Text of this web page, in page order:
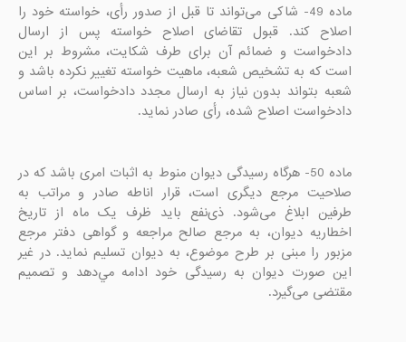
ماده 49- شاکی می‌تواند تا قبل از صدور رأی، خواسته خود را
اصلاح کند. قبول تقاضای اصلاح خواسته پس از ارسال
دادخواست و ضمائم آن برای طرف شکایت، مشروط بر این
است که به تشخیص شعبه، ماهیت خواسته تغییر نکرده باشد و
شعبه بتواند بدون نیاز به ارسال مجدد دادخواست، بر اساس
دادخواست اصلاح شده، رأی صادر نماید.
ماده 50- هرگاه رسیدگی دیوان منوط به اثبات امری باشد که در
صلاحیت مرجع دیگری است، قرار اناطه صادر و مراتب به
طرفین ابلاغ می‌شود. ذی‌نفع باید ظرف یک ماه از تاریخ
اخطاریه دیوان، به مرجع صالح مراجعه و گواهی دفتر مرجع
مزبور را مبنی بر طرح موضوع، به دیوان تسلیم نماید. در غیر
این صورت دیوان به رسیدگی خود ادامه مي‌دهد و تصمیم
مقتضی می‌گیرد.